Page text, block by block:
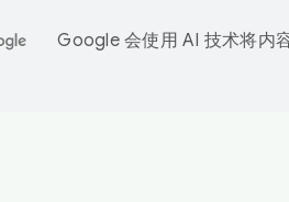
Google 会使用 AI 技术将内